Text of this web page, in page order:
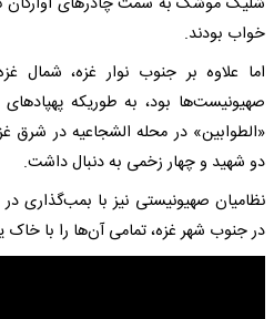
خواب بودند.
اما علاوه بر جنوب نوار غزه، شمال
صهیونیست‌ها بود، به طوریکه
«الطوابین» در محله الشجاعیه در شرق
دو شهید و چهار زخمی به دنبال داشت.
نظامیان صهیونیستی نیز با بمب‌گذاری
در جنوب شهر غزه، تمامی آن‌ها را با خاک